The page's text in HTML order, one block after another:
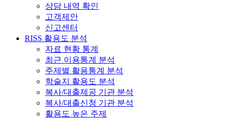
상담 내역 확인
고객제안
신고센터
RISS 활용도 분석
자료 현황 통계
최근 이용통계 분석
주제별 활용통계 분석
학술지 활용도 분석
복사/대출제공 기관 분석
복사/대출신청 기관 분석
활용도 높은 주제